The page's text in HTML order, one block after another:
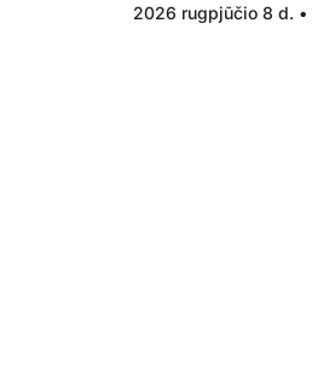
2026 rugpjūčio 8 d. •